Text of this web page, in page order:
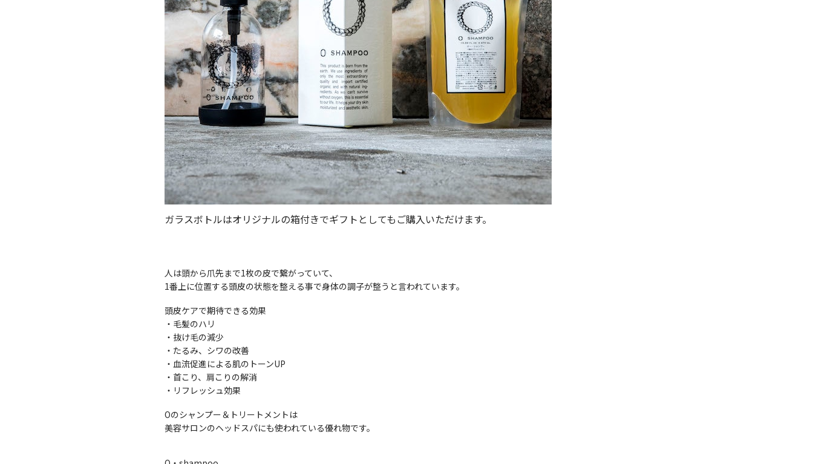
ガラスボトルはオリジナルの箱付きでギフトとしてもご購入いただけます。
人は頭から爪先まで1枚の皮で繋がっていて、
1番上に位置する頭皮の状態を整える事で身体の調子が整うと言われています。
頭皮ケアで期待できる効果
・毛髪のハリ
・抜け毛の減少
・たるみ、シワの改善
・血流促進による肌のトーンUP
・首こり、肩こりの解消
・リフレッシュ効果
Oのシャンプー＆トリートメントは
美容サロンのヘッドスパにも使われている優れ物です。